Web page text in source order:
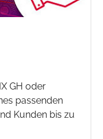
GH oder
passenden
Kunden bis zu